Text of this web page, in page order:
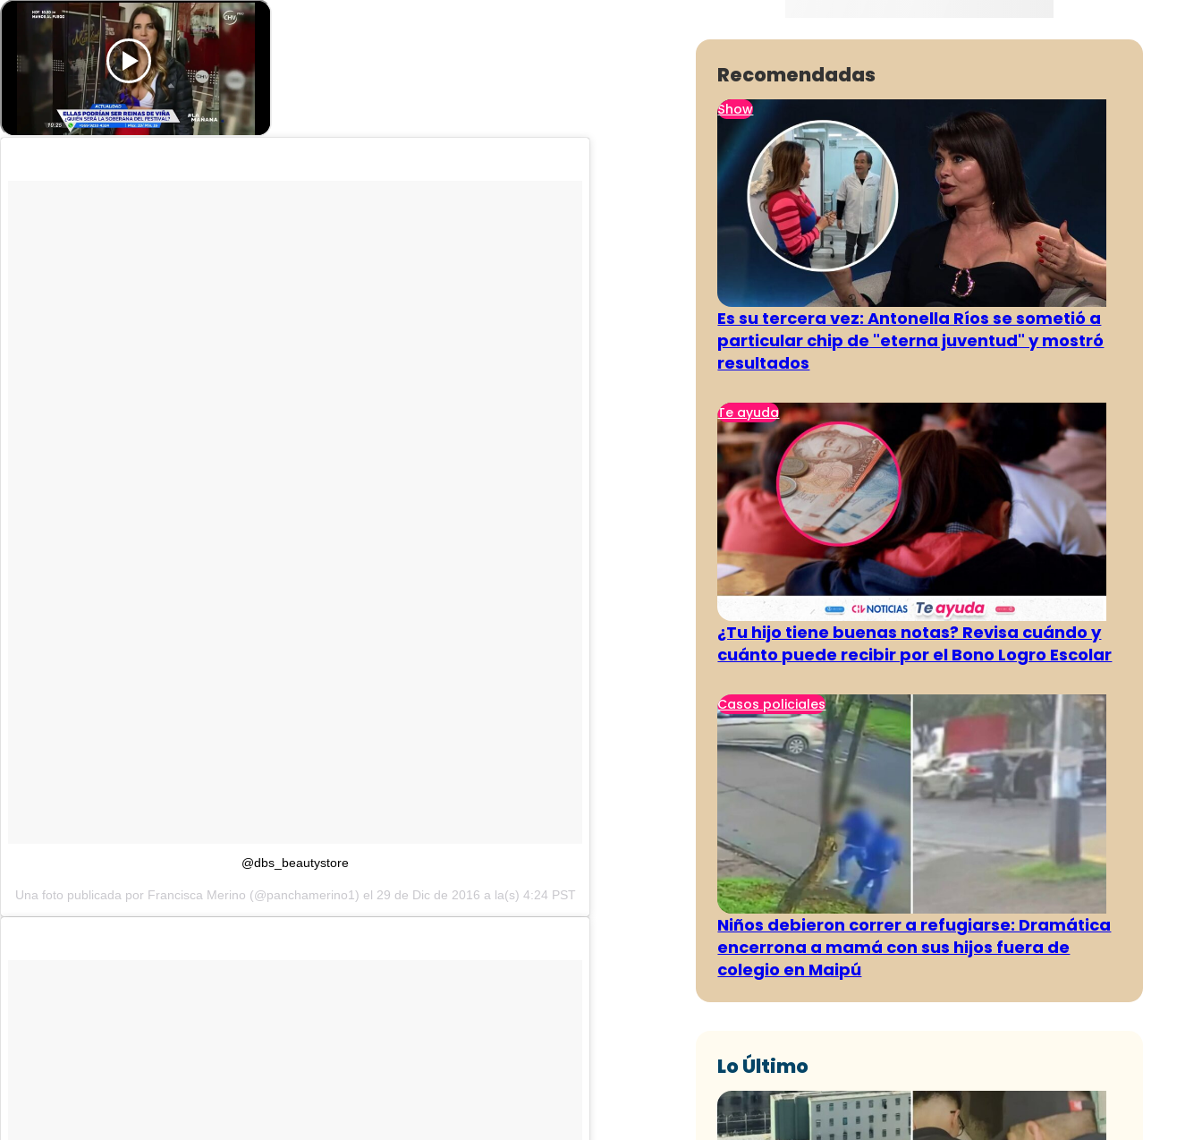
@dbs_beautystore
Una foto publicada por Francisca Merino (@panchamerino1) el 29 de Dic de 2016 a la(s) 4:24 PST
Recomendadas
Show
Es su tercera vez: Antonella Ríos se sometió a
particular chip de "eterna juventud" y mostró
resultados
Te ayuda
¿Tu hijo tiene buenas notas? Revisa cuándo y
cuánto puede recibir por el Bono Logro Escolar
Casos policiales
Niños debieron correr a refugiarse: Dramática
encerrona a mamá con sus hijos fuera de
colegio en Maipú
Lo Último